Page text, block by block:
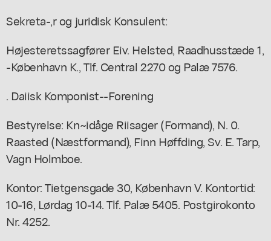
Sekreta-,r og juridisk Konsulent:
Højesteretssagfører Eiv. Helsted, Raadhusstæde 1,
-København K., Tlf. Central 2270 og Palæ 7576.
. Daiisk Komponist--Forening
Bestyrelse: Kn~idåge Riisager (Formand), N. 0.
Raasted (Næstformand), Finn Høffding, Sv. E. Tarp,
Vagn Holmboe.
Kontor: Tietgensgade 30, København V. Kontortid:
10-16, Lørdag 10-14. Tlf. Palæ 5405. Postgirokonto
Nr. 4252.